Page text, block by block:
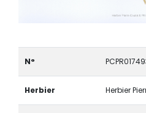
N°
Herbier Herbier